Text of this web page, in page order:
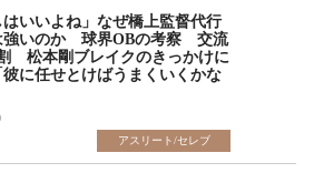
はいいよね」なぜ橋上監督代行
強いのか 球界OBの考察 交流
松本剛ブレイクのきっかけに
彼に任せとけばうまくいくかな
アスリート/セレブ